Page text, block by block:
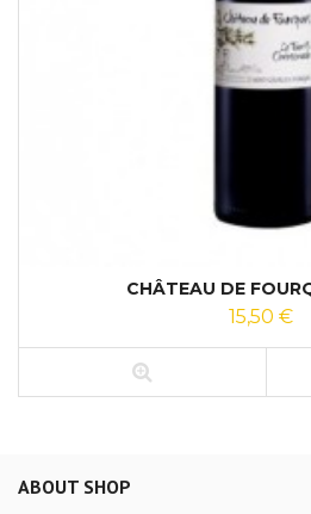
CHÂTEAU DE
15,50 €
ABOUT SHOP